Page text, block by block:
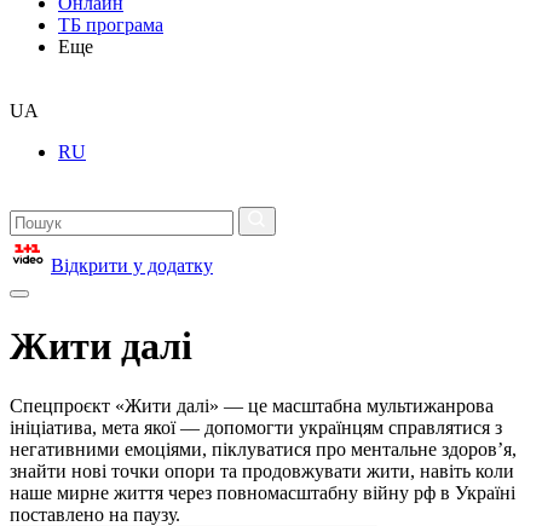
ТБ програма
Еще
UA
RU
Відкрити у додатку
Жити далі
Спецпроєкт «Жити далі» — це масштабна мультижанрова
ініціатива, мета якої — допомогти українцям справлятися з
негативними емоціями, піклуватися про ментальне здоровʼя,
знайти нові точки опори та продовжувати жити, навіть коли
наше мирне життя через повномасштабну війну рф в Україні
поставлено на паузу.